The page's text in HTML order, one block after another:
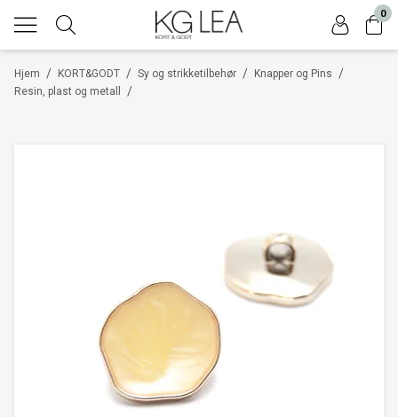
0
/
Hjem /
KORT&GODT /
Sy og strikketilbehør /
Knapper og Pins
/
Resin, plast og metall